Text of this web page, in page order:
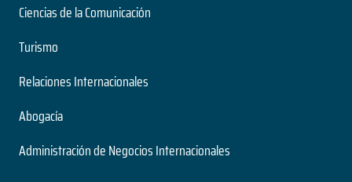
Ciencias de la Comunicación
Turismo
Relaciones Internacionales
Abogacía
Administración de Negocios Internacionales